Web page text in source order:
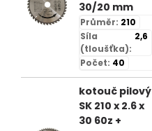
30/20 mm
Průměr: 210
Síla
(tloušťka):
2,6
Počet: 40
kotouč pilový
SK 210 x 2.6 x
30 60z +